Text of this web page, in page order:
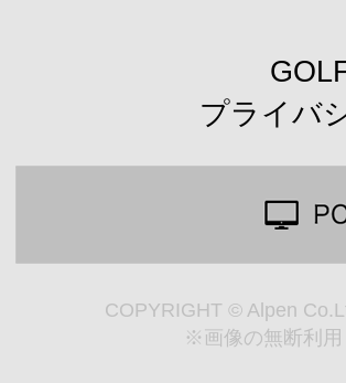
プライバ
COPYRIGHT © Alpen
※画像の無断利